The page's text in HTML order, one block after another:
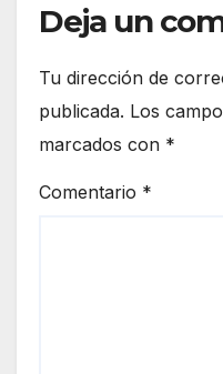
Deja un
Tu dirección de
publicada. Los
marcados con *
Comentario *